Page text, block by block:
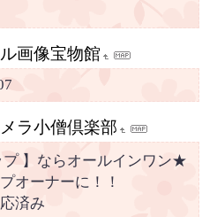
画像宝物館
ラ小僧倶楽部
】ならオールインワン★
オーナーに！！
済み